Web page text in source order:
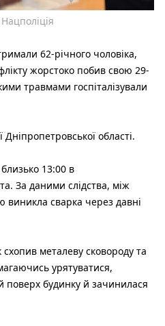
62-річного чоловіка,
жорстоко побив свою 29-
травмами госпіталізували
області.
13:00 в
За даними слідства, між
виникла сварка через давні
металеву сковороду та
урятуватися,
поверх будинку й зачинилася